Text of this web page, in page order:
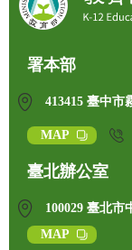
署本部
413415 臺中市
MAP
臺北辦公室
100029 臺北市
MAP